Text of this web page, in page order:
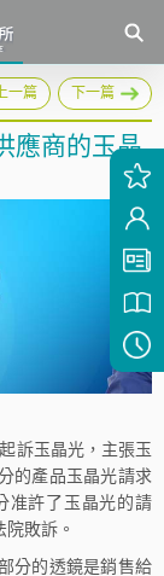
一篇 下一篇
應商的玉晶
訴玉晶光，主張玉
的產品玉晶光請求
准許了玉晶光的請
敗訴。
分的透鏡是銷售給